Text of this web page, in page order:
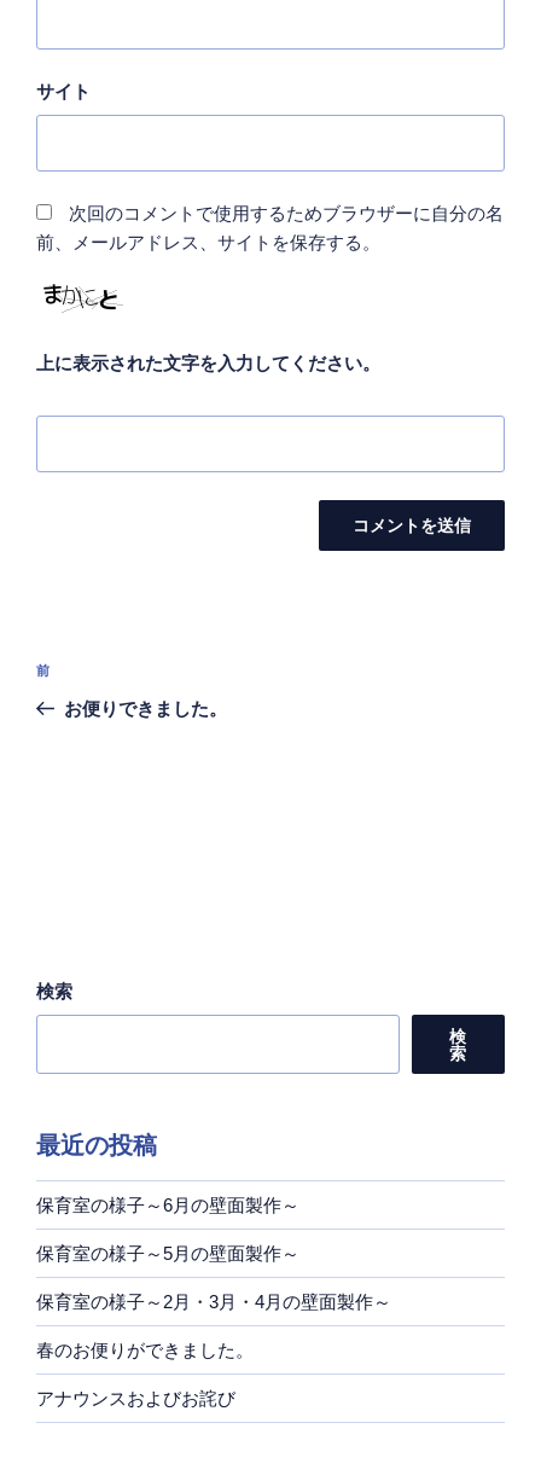
サイト
次回のコメントで使用するためブラウザーに自分の名
前、メールアドレス、サイトを保存する。
上に表示された文字を入力してください。
投
前
の
前
お便りできました。
検索
検
索
最近の投稿
保育室の様子～6月の壁面製作～
保育室の様子～5月の壁面製作～
保育室の様子～2月・3月・4月の壁面製作～
春のお便りができました。
アナウンスおよびお詫び